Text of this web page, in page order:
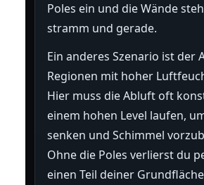
Poles ein und die Wände
stramm und gerade.
Ein anderes Szenario ist der
Regionen mit hoher
Hier muss die Abluft oft
einem hohen Level laufen,
senken und Schimmel
Ohne die Poles verlierst du
einen Teil deiner